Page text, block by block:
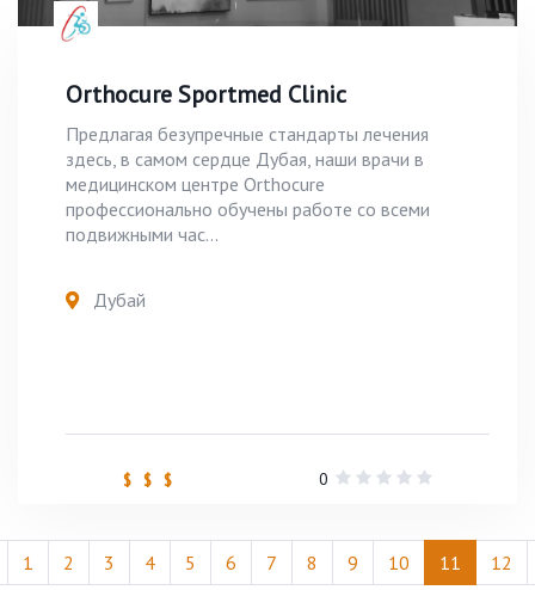
Orthocure Sportmed Clinic
Предлагая безупречные стандарты лечения
здесь, в самом сердце Дубая, наши врачи в
медицинском центре Orthocure
профессионально обучены работе со всеми
подвижными час...
Дубай
$ $ $ 0
1 2 3 4 5 6 7 8 9 10 11 12